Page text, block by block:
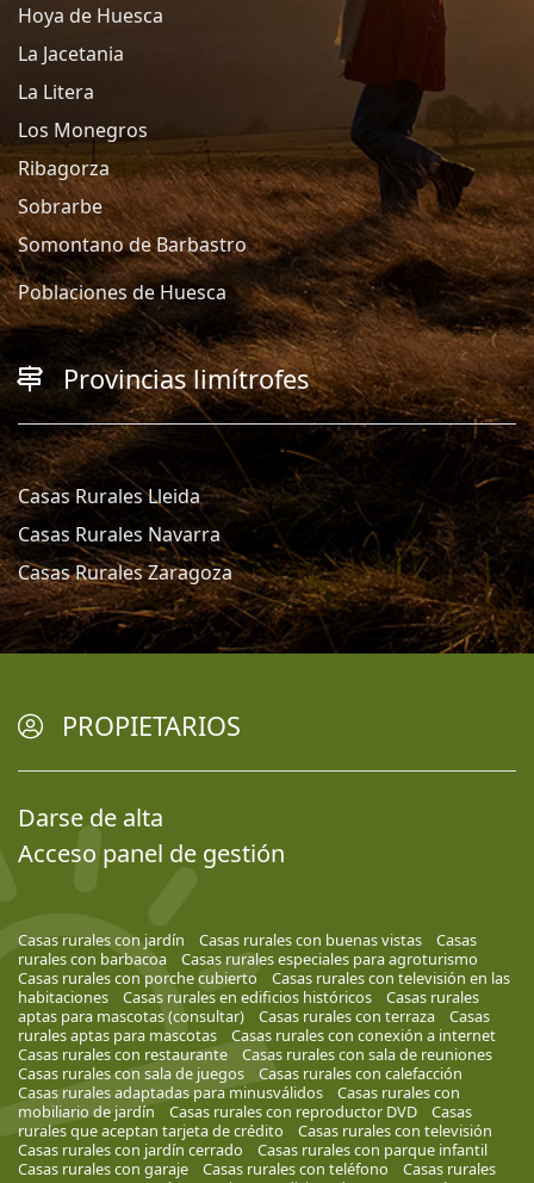
Hoya de Huesca
La Jacetania
La Litera
Los Monegros
Ribagorza
Sobrarbe
Somontano de Barbastro
Poblaciones de Huesca
Provincias limítrofes
Casas Rurales Lleida
Casas Rurales Navarra
Casas Rurales Zaragoza
PROPIETARIOS
Darse de alta
Acceso panel de gestión
Casas rurales con jardín Casas rurales con buenas vistas
Casas
rurales con barbacoa
Casas rurales especiales para agroturismo
Casas rurales con porche cubierto
Casas rurales con televisión en las
habitaciones
Casas rurales en edificios históricos
Casas rurales
aptas para mascotas (consultar)
Casas rurales con terraza
Casas
rurales aptas para mascotas
Casas rurales con conexión a internet
Casas rurales con restaurante
Casas rurales con sala de reuniones
Casas rurales con sala de juegos
Casas rurales con calefacción
Casas rurales adaptadas para minusválidos
Casas rurales con
mobiliario de jardín
Casas rurales con reproductor DVD
Casas
rurales que aceptan tarjeta de crédito
Casas rurales con televisión
Casas rurales con jardín cerrado
Casas rurales con parque infantil
Casas rurales con garaje
Casas rurales con teléfono
Casas rurales